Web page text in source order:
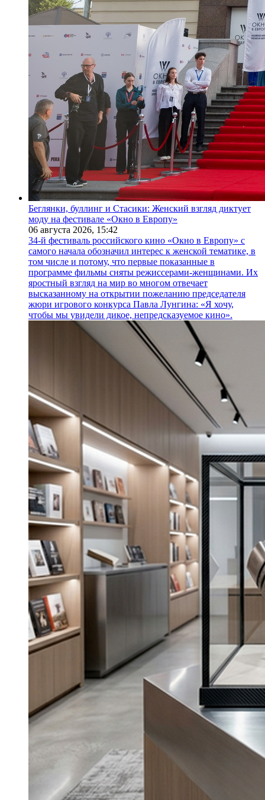
Беглянки, буллинг и Стасики: Женский взгляд диктует
моду на фестивале «Окно в Европу»
06 августа 2026, 15:42
34-й фестиваль российского кино «Окно в Европу» с
самого начала обозначил интерес к женской тематике, в
том числе и потому, что первые показанные в
программе фильмы сняты режиссерами-женщинами. Их
яростный взгляд на мир во многом отвечает
высказанному на открытии пожеланию председателя
жюри игрового конкурса Павла Лунгина: «Я хочу,
чтобы мы увидели дикое, непредсказуемое кино».